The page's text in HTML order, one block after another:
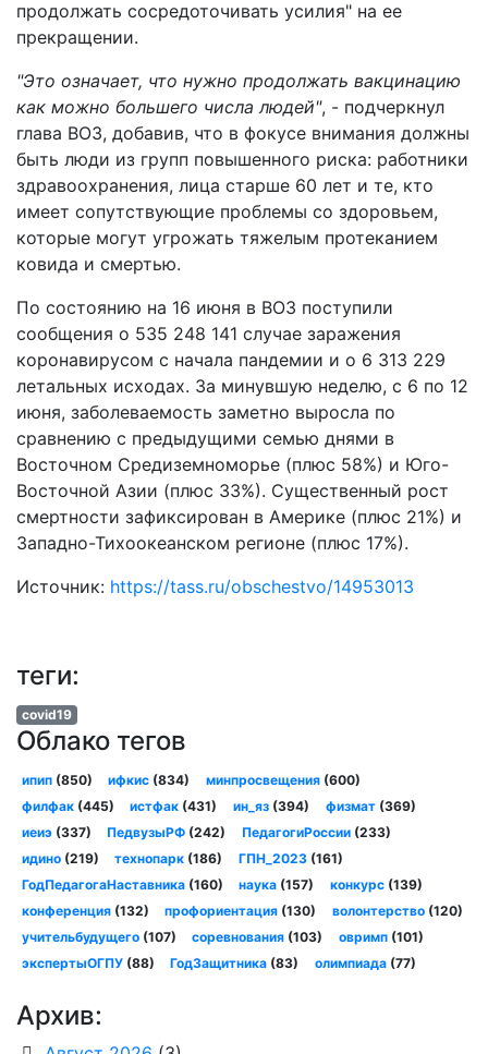
продолжать сосредоточивать усилия" на ее
прекращении.
"Это означает, что нужно продолжать вакцинацию
как можно большего числа людей", - подчеркнул
глава ВОЗ, добавив, что в фокусе внимания должны
быть люди из групп повышенного риска: работники
здравоохранения, лица старше 60 лет и те, кто
имеет сопутствующие проблемы со здоровьем,
которые могут угрожать тяжелым протеканием
ковида и смертью.
По состоянию на 16 июня в ВОЗ поступили
сообщения о 535 248 141 случае заражения
коронавирусом с начала пандемии и о 6 313 229
летальных исходах. За минувшую неделю, с 6 по 12
июня, заболеваемость заметно выросла по
сравнению с предыдущими семью днями в
Восточном Средиземноморье (плюс 58%) и Юго-
Восточной Азии (плюс 33%). Существенный рост
смертности зафиксирован в Америке (плюс 21%) и
Западно-Тихоокеанском регионе (плюс 17%).
Источник: https://tass.ru/obschestvo/14953013
теги:
covid19
Облако тегов
ипип(850) ифкис (834) минпросвещения(600)
филфак(445) истфак (431) ин_яз(394) физмат(369)
иеиэ(337) ПедвузыРФ (242) ПедагогиРоссии(233)
идино(219) технопарк (186) ГПН_2023(161)
ГодПедагогаНаставника(160) наука (157) конкурс(139)
конференция(132) профориентация (130) волонтерство(120)
учительбудущего(107) соревнования (103) овримп(101)
экспертыОГПУ(88) ГодЗащитника (83) олимпиада(77)
Архив: